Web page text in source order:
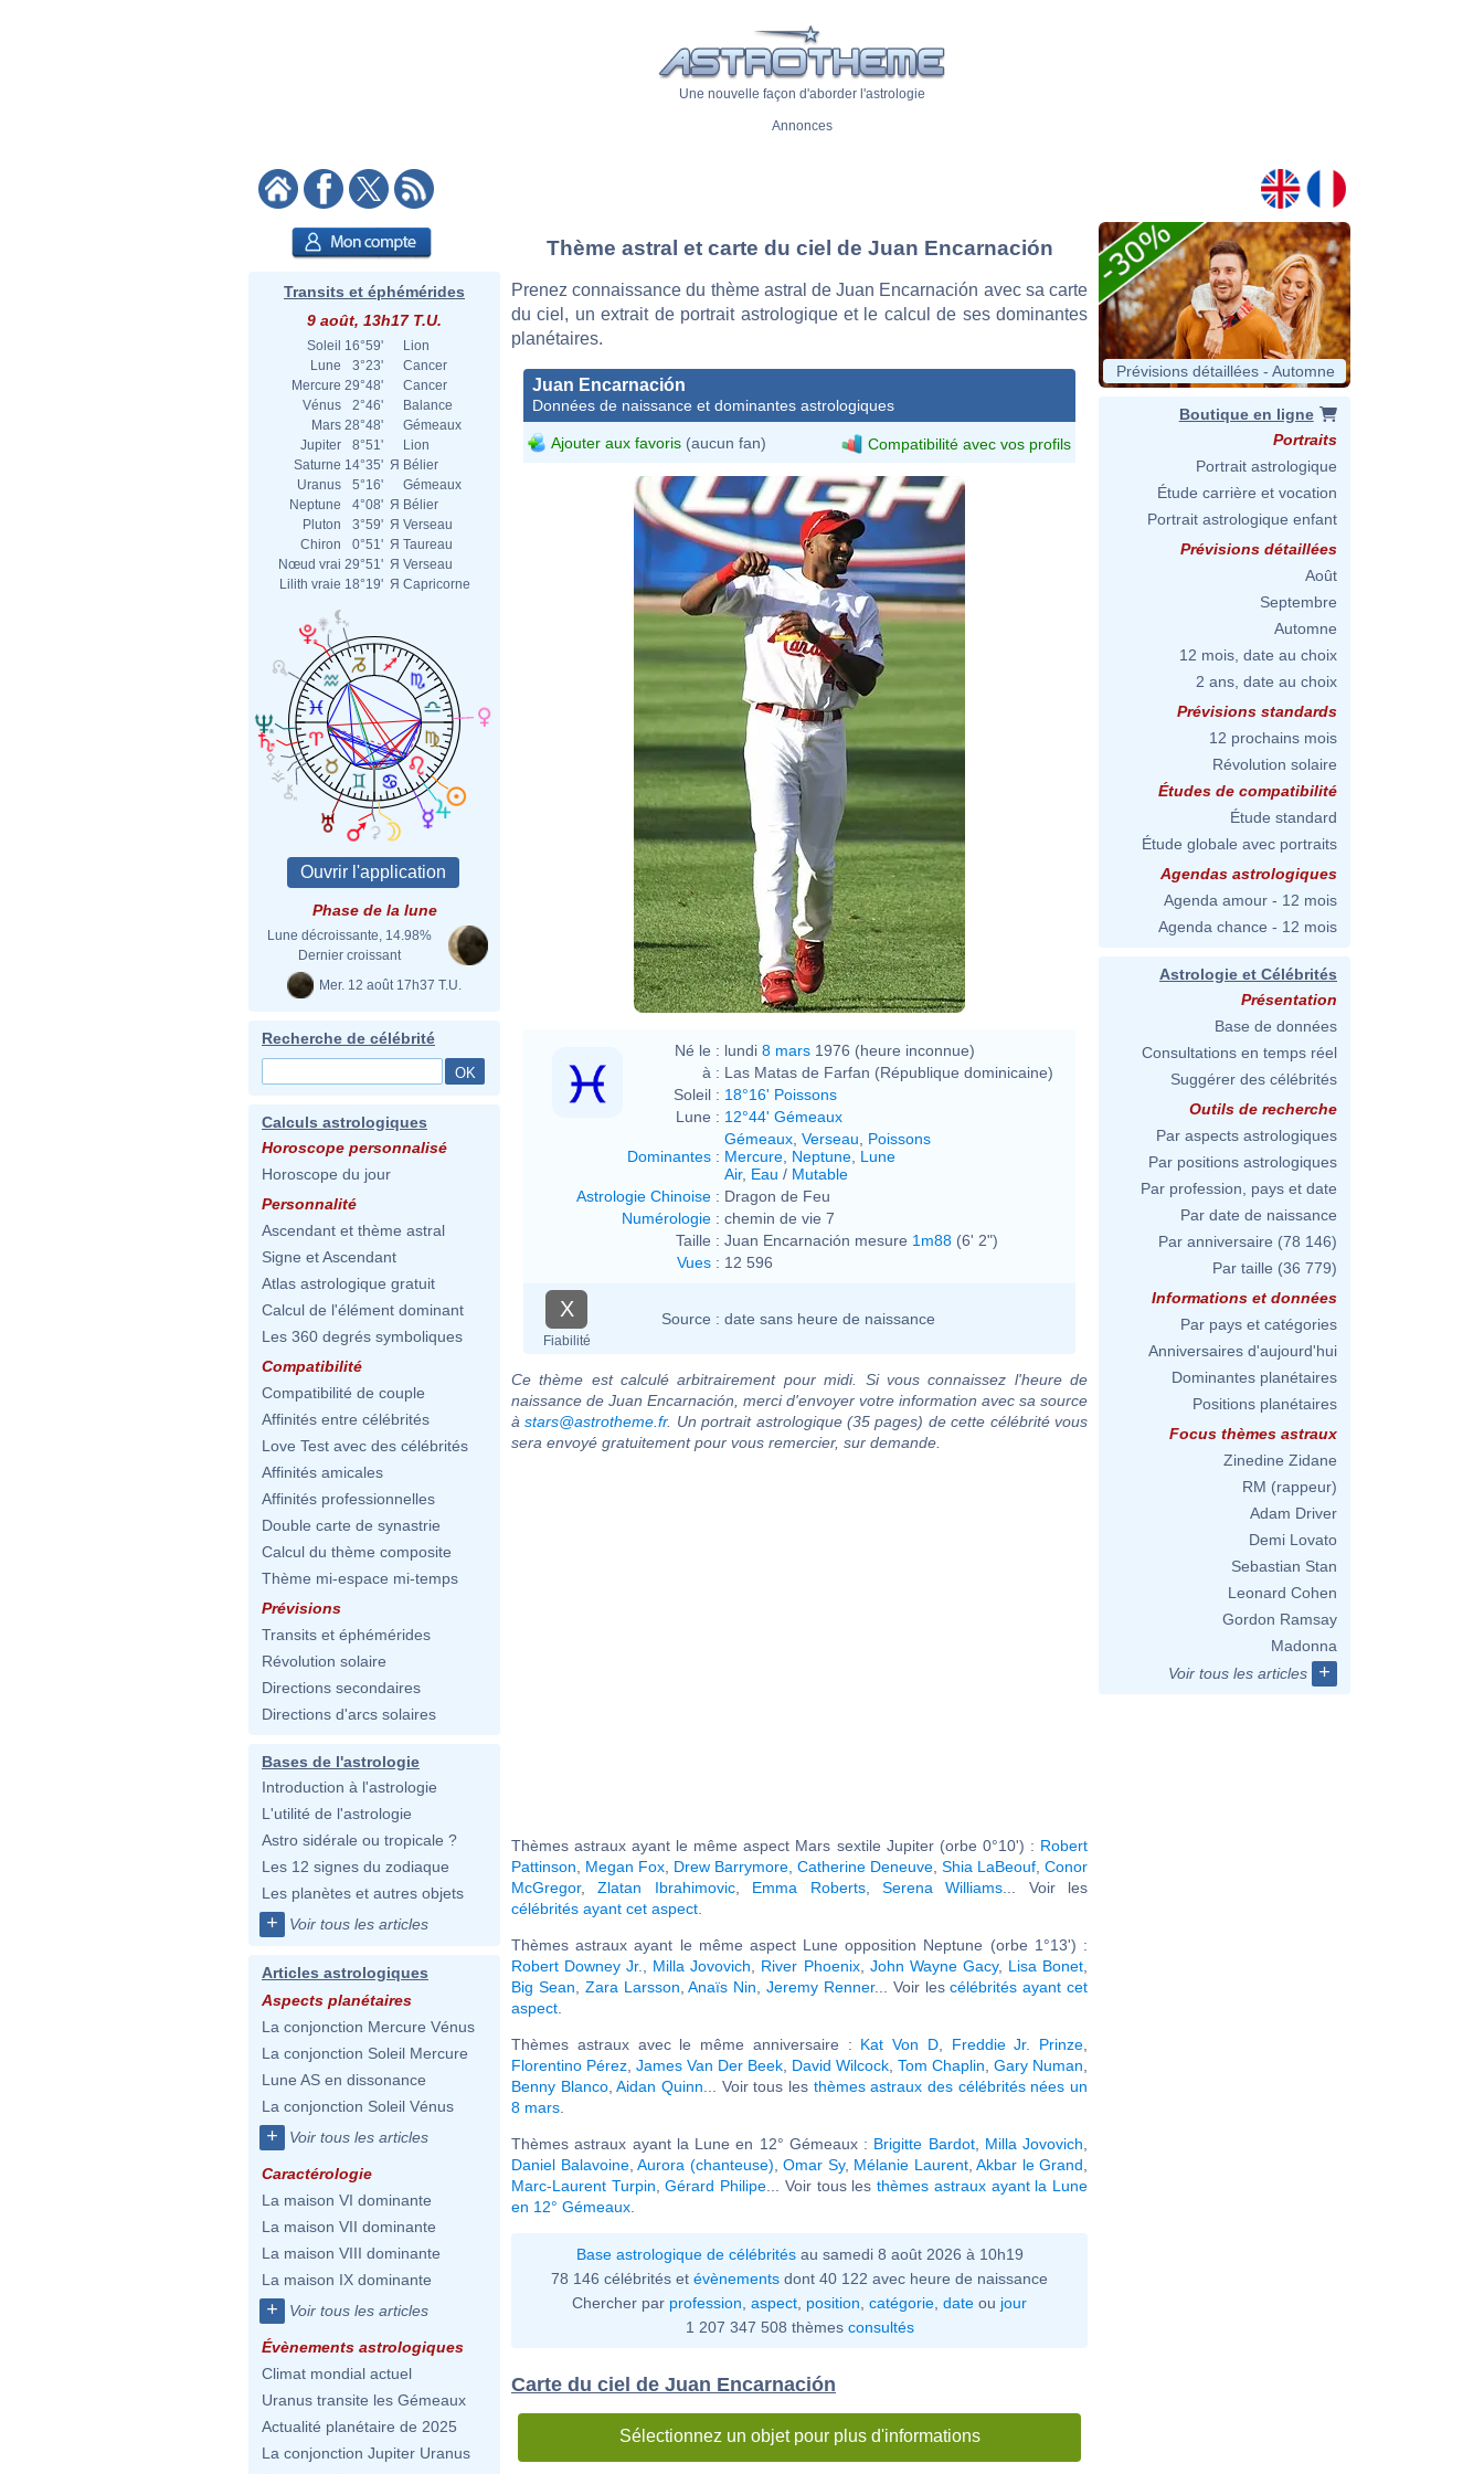
Une nouvelle façon d'aborder l'astrologie
Annonces
Transits et éphémérides
9 août, 13h17 T.U.
Soleil 16°59'
Lion
Lune
3°23'
Cancer
Mercure 29°48'
Cancer
Vénus
2°46'
Balance
Mars 28°48'
Gémeaux
Jupiter
8°51'
Lion
Saturne 14°35' Я Bélier
Uranus
5°16'
Gémeaux
Neptune
4°08' Я Bélier
Pluton
3°59' Я Verseau
Chiron
0°51' Я Taureau
Nœud vrai 29°51' Я Verseau
Lilith vraie 18°19' Я Capricorne
Phase de la lune
Lune décroissante, 14.98%
Dernier croissant
Mer. 12 août 17h37 T.U.
Recherche de célébrité
Calculs astrologiques
Horoscope personnalisé
Horoscope du jour
Personnalité
Ascendant et thème astral
Signe et Ascendant
Atlas astrologique gratuit
Calcul de l'élément dominant
Les 360 degrés symboliques
Compatibilité
Compatibilité de couple
Affinités entre célébrités
Love Test avec des célébrités
Affinités amicales
Affinités professionnelles
Double carte de synastrie
Calcul du thème composite
Thème mi-espace mi-temps
Prévisions
Transits et éphémérides
Révolution solaire
Directions secondaires
Directions d'arcs solaires
Bases de l'astrologie
Introduction à l'astrologie
L'utilité de l'astrologie
Astro sidérale ou tropicale ?
Les 12 signes du zodiaque
Les planètes et autres objets
+ Voir tous les articles
Articles astrologiques
Aspects planétaires
La conjonction Mercure Vénus
La conjonction Soleil Mercure
Lune AS en dissonance
La conjonction Soleil Vénus
+ Voir tous les articles
Caractérologie
La maison VI dominante
La maison VII dominante
La maison VIII dominante
La maison IX dominante
+ Voir tous les articles
Évènements astrologiques
Climat mondial actuel
Uranus transite les Gémeaux
Actualité planétaire de 2025
La conjonction Jupiter Uranus
Thème astral et carte du ciel de Juan Encarnación
Prenez connaissance du thème astral de Juan Encarnación avec sa carte
du ciel, un extrait de portrait astrologique et le calcul de ses dominantes
planétaires.
Juan Encarnación
Données de naissance et dominantes astrologiques
Ajouter aux favoris (aucun fan) Compatibilité avec vos profils
Né le : lundi 8 mars 1976 (heure inconnue)
à : Las Matas de Farfan (République dominicaine)
Soleil : 18°16' Poissons
Lune : 12°44' Gémeaux
Dominantes :
Gémeaux Verseau
Poissons
Mercure Neptune Lune
Air, Eau / Mutable
Astrologie Chinoise : Dragon de Feu
Numérologie : chemin de vie 7
Taille : Juan Encarnación mesure 1m88 (6' 2")
Vues : 12 596
X
Fiabilité
Source : date sans heure de naissance
Ce thème est calculé arbitrairement pour midi. Si vous connaissez l'heure de
naissance de Juan Encarnación, merci d'envoyer votre information avec sa source
àstars@astrotheme.fr. Un portrait astrologique (35 pages) de cette célébrité vous
sera envoyé gratuitement pour vous remercier, sur demande.
Thèmes astraux ayant le même aspect Mars sextile Jupiter (orbe 0°10') : Robert
Pattinson
Megan Fox Drew Barrymore Catherine Deneuve Shia LaBeouf Conor
McGregor,Zlatan Ibrahimovic, Emma Roberts, Serena Williams ... Voir les
célébrités ayant cet aspect
Thèmes astraux ayant le même aspect Lune opposition Neptune (orbe 1°13') :
Robert Downey Jr.
Milla Jovovich River Phoenix, John Wayne Gacy, Lisa Bonet
Big Sean
Zara Larsson ,Anaïs Nin ,Jeremy Renner... Voir lescélébrités ayant cet
aspect
Thèmes astraux avec le même anniversaire : Kat Von D, Freddie Jr. Prinze
Florentino Pérez James Van Der Beek David Wilcock Tom Chaplin Gary Numan
Benny Blanco,Aidan Quinn ... Voir tous les thèmes astraux des célébrités nées un
8 mars
Thèmes astraux ayant la Lune en 12° Gémeaux : Brigitte Bardot, Milla Jovovich
Daniel Balavoine, Aurora (chanteuse) Omar Sy, Mélanie Laurent, Akbar le Grand
Marc-Laurent Turpin ,Gérard Philipe ... Voir tous lesthèmes astraux ayant la Lune
en 12° Gémeaux
Base astrologique de célébritésau samedi 8 août 2026 à 10h19
78 146 célébrités et évènements dont 40 122 avec heure de naissance
Chercher par profession aspect position catégorie date ou jour
1 207 347 508 thèmes consultés
Carte du ciel de Juan Encarnación
Sélectionnez un objet pour plus d'informations
Prévisions détaillées - Automne
Boutique en ligne
Portraits
Portrait astrologique
Étude carrière et vocation
Portrait astrologique enfant
Prévisions détaillées
Août
Septembre
Automne
12 mois, date au choix
2 ans, date au choix
Prévisions standards
12 prochains mois
Révolution solaire
Études de compatibilité
Étude standard
Étude globale avec portraits
Agendas astrologiques
Agenda amour - 12 mois
Agenda chance - 12 mois
Astrologie et Célébrités
Présentation
Base de données
Consultations en temps réel
Suggérer des célébrités
Outils de recherche
Par aspects astrologiques
Par positions astrologiques
Par profession, pays et date
Par date de naissance
Par anniversaire (78 146)
Par taille (36 779)
Informations et données
Par pays et catégories
Anniversaires d'aujourd'hui
Dominantes planétaires
Positions planétaires
Focus thèmes astraux
Zinedine Zidane
RM (rappeur)
Adam Driver
Demi Lovato
Sebastian Stan
Leonard Cohen
Gordon Ramsay
Madonna
Voir tous les articles
+